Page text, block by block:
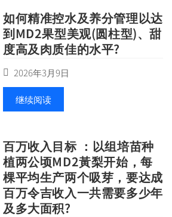
如何精准控水及养分管理以达
到MD2果型美观(圆柱型)、甜
度高及肉质佳的水平?
2026年3月9日
继续阅读
百万收入目标 ：以组培苗种
植两公顷MD2黃梨开始，每
棵平均生产两个吸芽，要达成
百万令吉收入一共需要多少年
及多大面积?